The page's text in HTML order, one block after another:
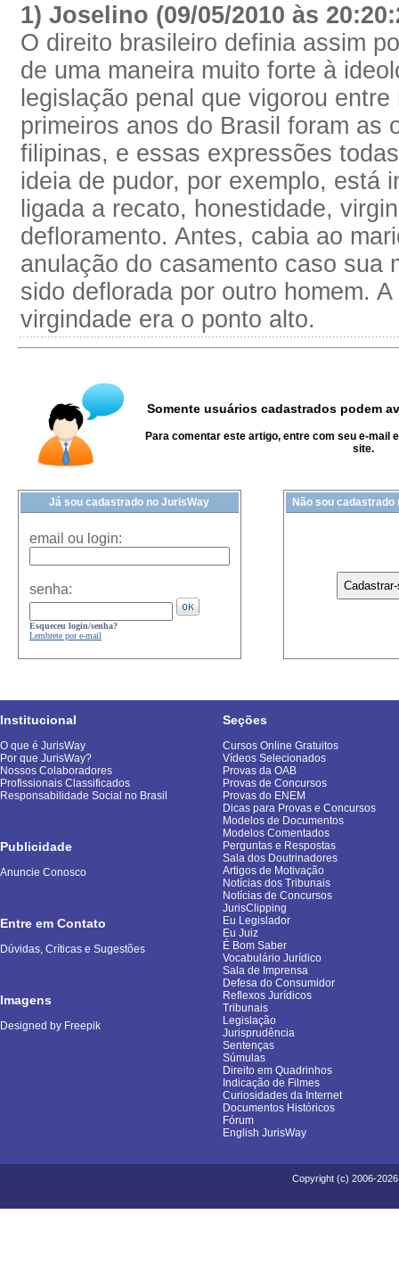
1) Joselino (09/05/2010 às
O direito brasileiro definia assim
de uma maneira muito forte à
legislação penal que vigorou entre
primeiros anos do Brasil foram as
filipinas, e essas expressões
ideia de pudor, por exemplo, está
ligada a recato, honestidade,
defloramento. Antes, cabia ao
anulação do casamento caso sua
sido deflorada por outro homem.
virgindade era o ponto alto.
Somente usuários cadastrados podem
Para comentar este artigo, entre com seu e-mail
site.
Já sou cadastrado no JurisWay
email ou login:
senha:
Esqueceu login/senha?
Lembrete por e-mail
Não sou cadastrado
Institucional
O que é JurisWay
Por que JurisWay?
Nossos Colaboradores
Profissionais Classificados
Responsabilidade Social no Brasil
Publicidade
Anuncie Conosco
Entre em Contato
Dúvidas, Críticas e Sugestões
Imagens
Designed by Freepik
Seções
Cursos Online Gratuitos
Vídeos Selecionados
Provas da OAB
Provas de Concursos
Provas do ENEM
Dicas para Provas e Concursos
Modelos de Documentos
Modelos Comentados
Perguntas e Respostas
Sala dos Doutrinadores
Artigos de Motivação
Notícias dos Tribunais
Notícias de Concursos
JurisClipping
Eu Legislador
Eu Juiz
É Bom Saber
Vocabulário Jurídico
Sala de Imprensa
Defesa do Consumidor
Reflexos Jurídicos
Tribunais
Legislação
Jurisprudência
Sentenças
Súmulas
Direito em Quadrinhos
Indicação de Filmes
Curiosidades da Internet
Documentos Históricos
Fórum
English JurisWay
Copyright (c) 2006-